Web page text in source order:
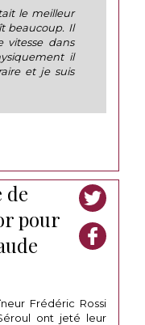
le meilleur
beaucoup. Il
vitesse dans
il
et je suis
de
pour
Frédéric Rossi
ont jeté leur